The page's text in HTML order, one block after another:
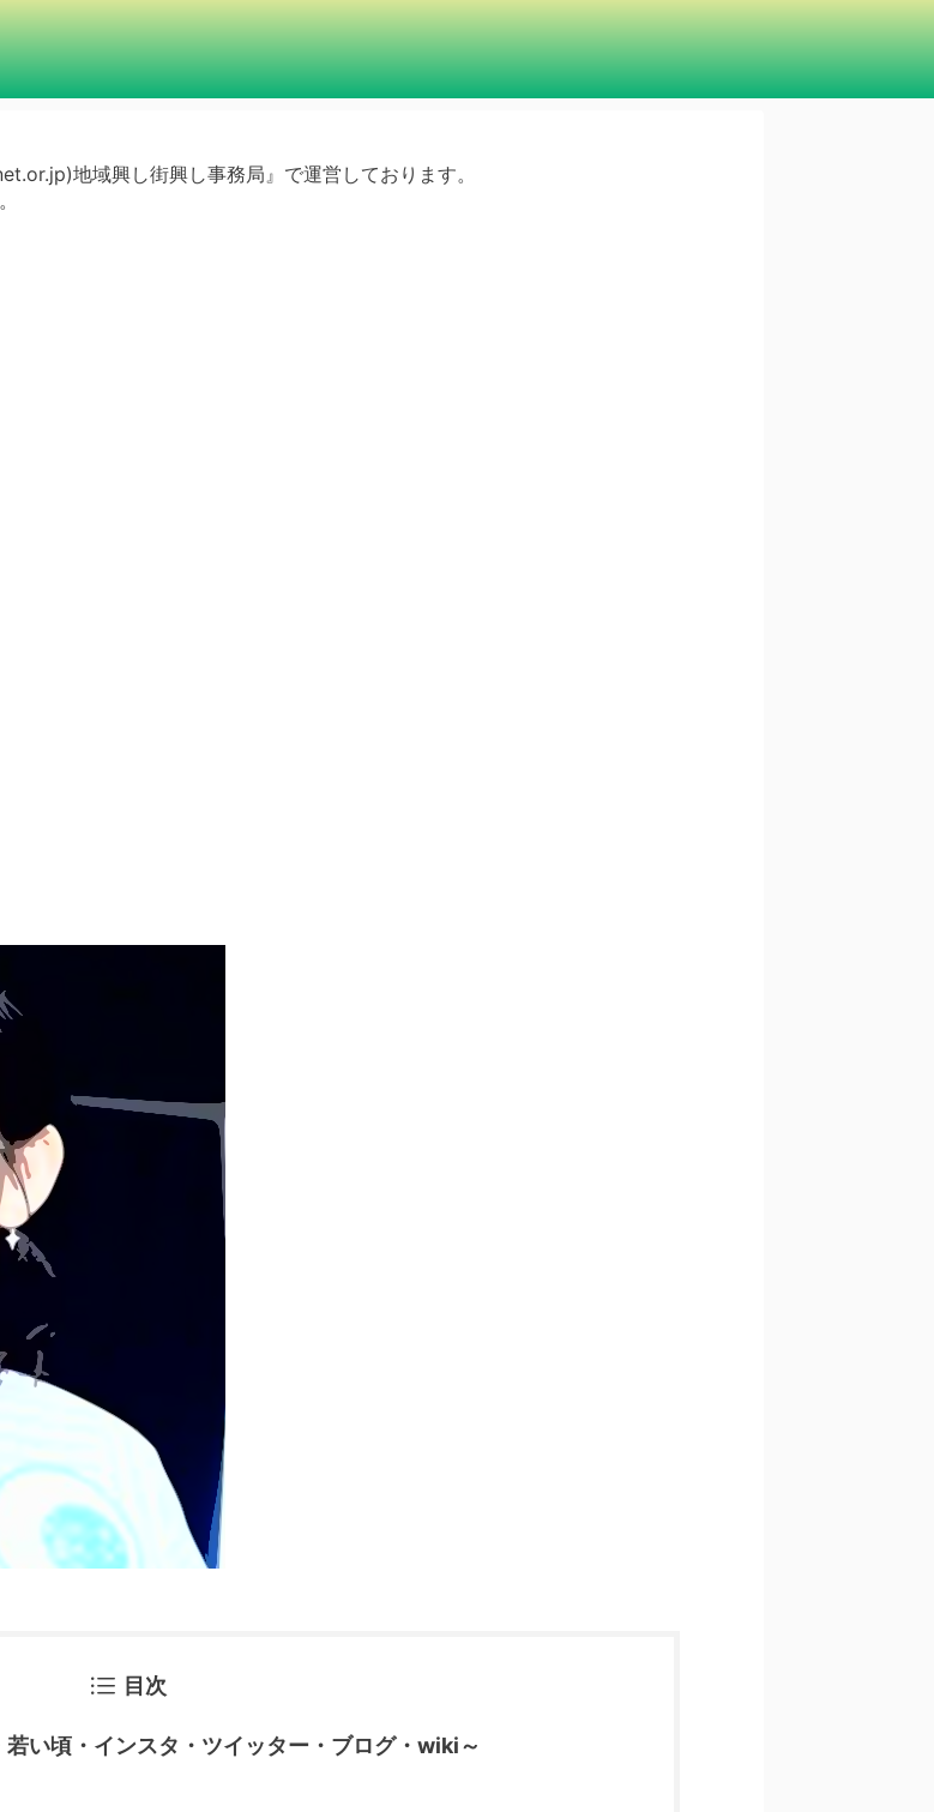
地域興し街興し事務局』で運営しております。
目次
い頃・インスタ・ツイッター・ブログ・wiki～